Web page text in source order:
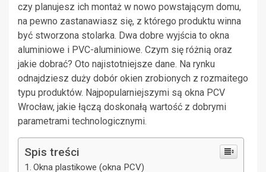
czy planujesz ich montaż w nowo powstającym domu,
na pewno zastanawiasz się, z którego produktu winna
być stworzona stolarka. Dwa dobre wyjścia to okna
aluminiowe i PVC-aluminiowe. Czym się różnią oraz
jakie dobrać? Oto najistotniejsze dane. Na rynku
odnajdziesz duży dobór okien zrobionych z rozmaitego
typu produktów. Najpopularniejszymi są okna PCV
Wrocław, jakie łączą doskonałą wartość z dobrymi
parametrami technologicznymi.
Spis treści
Okna plastikowe (okna PCV)